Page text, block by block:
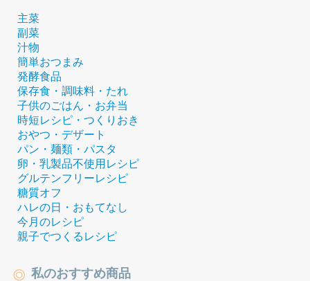
主菜
副菜
汁物
簡単おつまみ
発酵食品
保存食・調味料・たれ
子供のごはん・お弁当
時短レシピ・つくりおき
おやつ・デザート
パン・麺類・パスタ
卵・乳製品不使用レシピ
グルテンフリーレシピ
糖質オフ
ハレの日・おもてなし
今月のレシピ
親子でつくるレシピ
私のおすすめ商品